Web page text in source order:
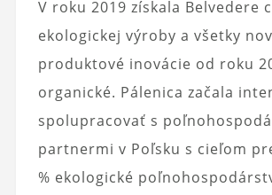
V roku 2019 získala Belvedere
ekologickej výroby a všetky
produktové inovácie od roku
organické. Pálenica začala
spolupracovať s
partnermi v Poľsku s cieľom
% ekologické